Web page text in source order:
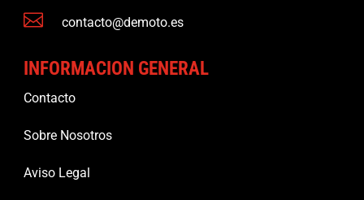
 contacto@demoto.es
INFORMACION GENERAL
Contacto
Sobre Nosotros
Aviso Legal